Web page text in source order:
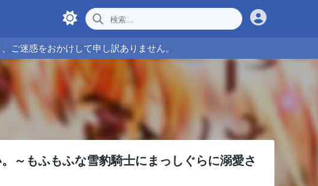
ご迷惑をおかけして申し訳ありません。
～もふもふな雪豹騎士にまっしぐらに溺愛さ